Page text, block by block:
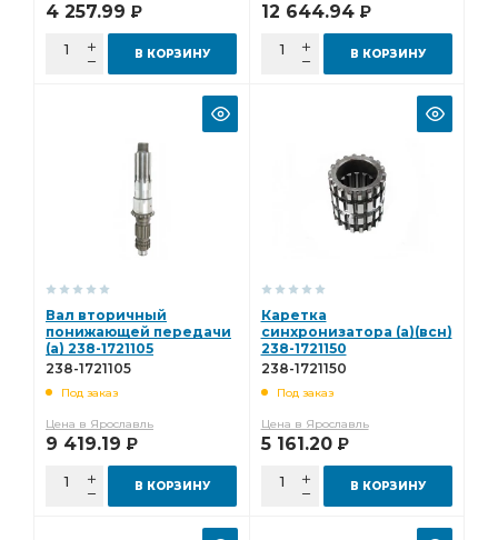
4 257.99 Р
В КОРЗИНУ
12 644.94 Р
В КОРЗИНУ
Вал вторичный
понижающей передачи
(а) 238-1721105
238-1721105
Под заказ
Цена в Ярославль
9 419.19 Р
В КОРЗИНУ
Каретка
синхронизатора (а)(всн)
238-1721150
238-1721150
Под заказ
Цена в Ярославль
5 161.20 Р
В КОРЗИНУ